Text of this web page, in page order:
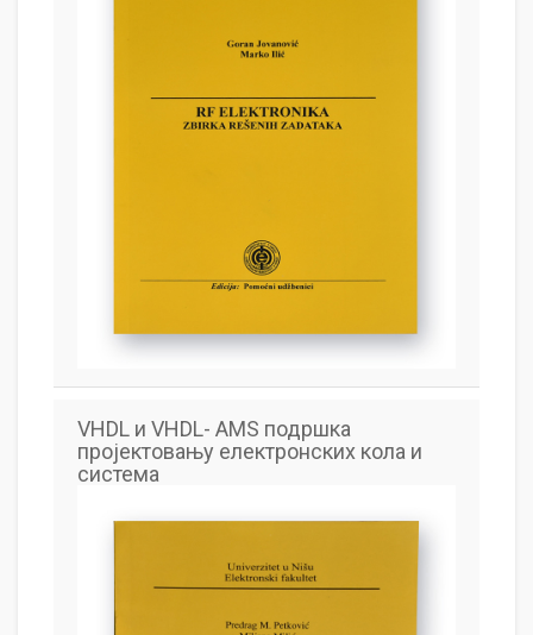
VHDL и VHDL- AMS подршка
пројектовању електронских кола и
система